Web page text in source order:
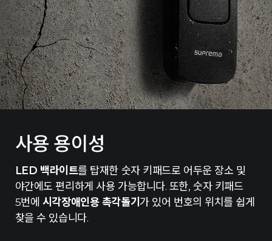
사용 용이성
LED 백라이트를 탑재한 숫자 키패드로 어두운 장소 및
야간에도 편리하게 사용 가능합니다. 또한, 숫자 키패드
5번에 시각장애인용 촉각돌기 가 있어 번호의 위치를 쉽게
찾을 수 있습니다.